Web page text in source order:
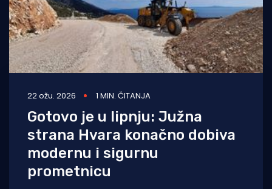
22 ožu. 2026 1 MIN. ČITANJA
Gotovo je u lipnju: Južna
strana Hvara konačno dobiva
modernu i sigurnu
prometnicu